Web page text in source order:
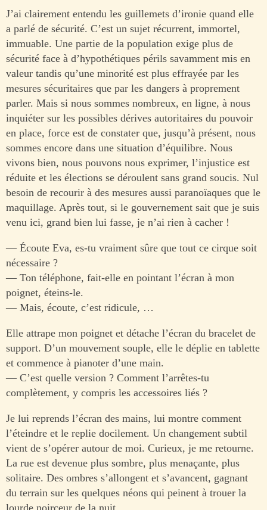
J’ai clairement entendu les guillemets d’ironie quand elle
a parlé de sécurité. C’est un sujet récurrent, immortel,
immuable. Une partie de la population exige plus de
sécurité face à d’hypothétiques périls savamment mis en
valeur tandis qu’une minorité est plus effrayée par les
mesures sécuritaires que par les dangers à proprement
parler. Mais si nous sommes nombreux, en ligne, à nous
inquiéter sur les possibles dérives autoritaires du pouvoir
en place, force est de constater que, jusqu’à présent, nous
sommes encore dans une situation d’équilibre. Nous
vivons bien, nous pouvons nous exprimer, l’injustice est
réduite et les élections se déroulent sans grand soucis. Nul
besoin de recourir à des mesures aussi paranoïaques que le
maquillage. Après tout, si le gouvernement sait que je suis
venu ici, grand bien lui fasse, je n’ai rien à cacher !
— Écoute Eva, es-tu vraiment sûre que tout ce cirque soit
nécessaire ?
— Ton téléphone, fait-elle en pointant l’écran à mon
poignet, éteins-le.
— Mais, écoute, c’est ridicule, …
Elle attrape mon poignet et détache l’écran du bracelet de
support. D’un mouvement souple, elle le déplie en tablette
et commence à pianoter d’une main.
— C’est quelle version ? Comment l’arrêtes-tu
complètement, y compris les accessoires liés ?
Je lui reprends l’écran des mains, lui montre comment
l’éteindre et le replie docilement. Un changement subtil
vient de s’opérer autour de moi. Curieux, je me retourne.
La rue est devenue plus sombre, plus menaçante, plus
solitaire. Des ombres s’allongent et s’avancent, gagnant
du terrain sur les quelques néons qui peinent à trouer la
lourde noirceur de la nuit.